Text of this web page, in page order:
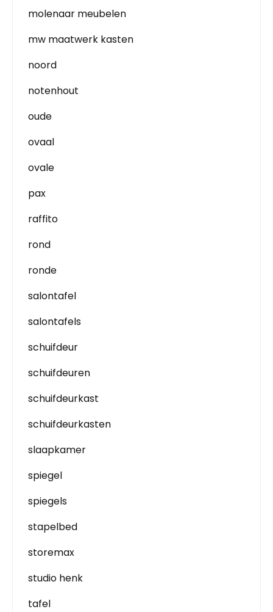
molenaar meubelen
mw maatwerk kasten
noord
notenhout
oude
ovaal
ovale
pax
raffito
rond
ronde
salontafel
salontafels
schuifdeur
schuifdeuren
schuifdeurkast
schuifdeurkasten
slaapkamer
spiegel
spiegels
stapelbed
storemax
studio henk
tafel